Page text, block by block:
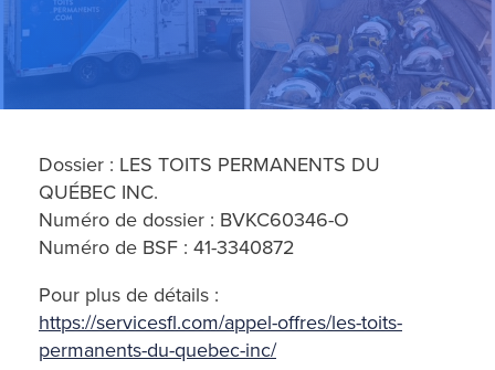
Dossier : LES TOITS PERMANENTS DU
QUÉBEC INC.
Numéro de dossier : BVKC60346-O
Numéro de BSF : 41-3340872
Pour plus de détails :
https://servicesfl.com/appel-offres/les-toits-
permanents-du-quebec-inc/